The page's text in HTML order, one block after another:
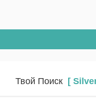
Твой Поиск[ Silver